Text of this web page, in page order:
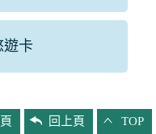
遊卡
回上頁 TOP